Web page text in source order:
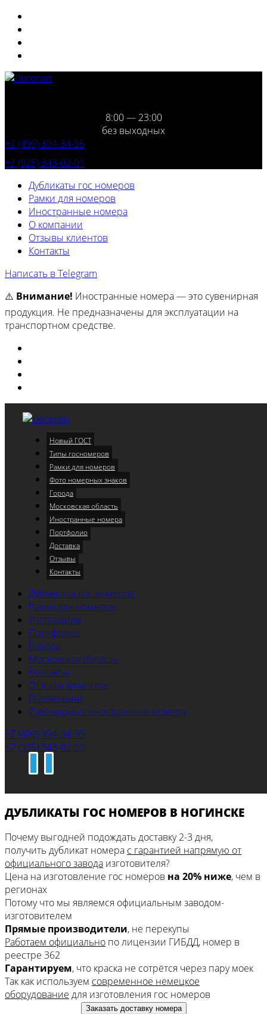
8:00 — 23:00
без выходных
+7 (499) 394-34-95
+7 (925) 343-02-01
Дубликаты гос номеров
Рамки для номеров
Иностранные номера
О компании
Отзывы клиентов
Контакты
Написать в Telegram
⚠️ Внимание! Иностранные номера — это сувенирная
продукция. Не предназначены для эксплуатации на
транспортном средстве.
Меню
Новый ГОСТ
Типы госномеров
Рамки для номеров
Фото номерных знаков
Города
Московская область
Иностранные номера
Портфолио
Доставка
Отзывы
Контакты
Дубликаты гос номеров
Рамки для номеров
Изготовили
Портфолио
Города
Московская область
Контакты
Отзывы клиентов
О компании
Сувенирные иностранные номера
+7 (499) 394-34-95
+7 (925) 343-02-01
ДУБЛИКАТЫ ГОС НОМЕРОВ В НОГИНСКЕ
Почему выгодней подождать доставку 2-3 дня,
получить дубликат номера с гарантией напрямую от
официального завода изготовителя?
Цена на изготовление гос номеров на 20% ниже, чем в
регионах
Потому что мы являемся официальным заводом-
изготовителем
Прямые производители, не перекупы
Работаем официально по лицензии ГИБДД, номер в
реестре 362
Гарантируем, что краска не сотрётся через пару моек
Так как используем современное немецкое
оборудование для изготовления гос номеров
Заказать доставку номера